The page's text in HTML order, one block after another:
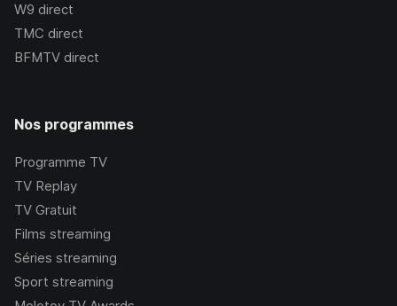
W9 direct
TMC direct
BFMTV direct
Nos programmes
Programme TV
TV Replay
TV Gratuit
Films streaming
Séries streaming
Sport streaming